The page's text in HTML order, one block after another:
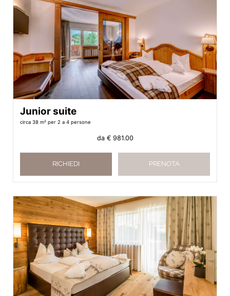
Junior suite
circa 38 m² per 2 a 4 persone
da € 981.00
RICHIEDI PRENOTA